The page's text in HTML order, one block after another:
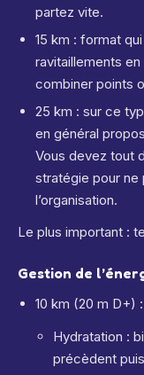
partez vite.
15 km : format
ravitaillements
combiner points
25 km : sur ce
en général
Vous devez tout
stratégie pour ne
l’organisation.
Le plus important :
Gestion de
10 km (20 m D+) :
Hydratation :
précèdent